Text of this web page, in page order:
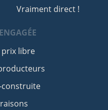
Vraiment direct !
prix libre
construite